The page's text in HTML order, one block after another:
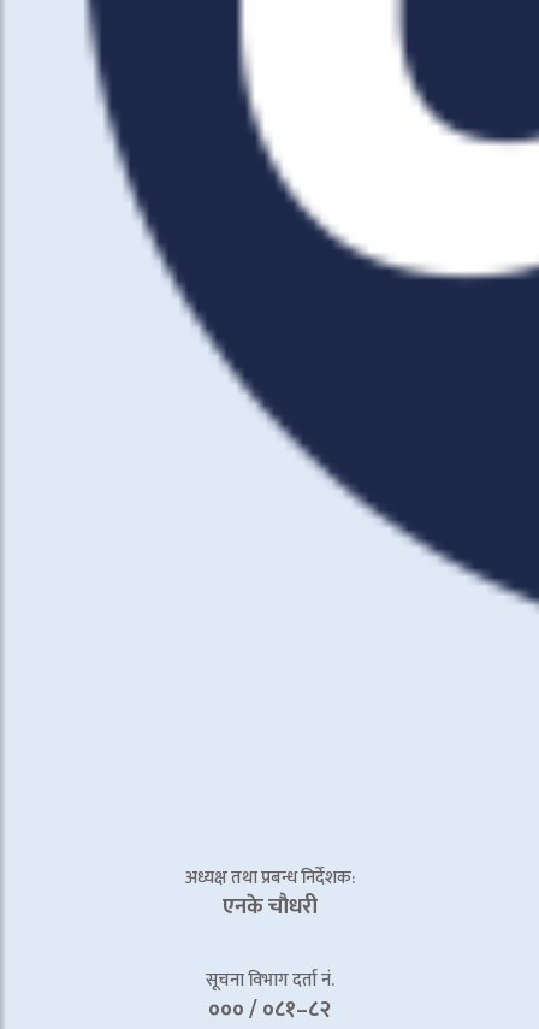
अध्यक्ष तथा प्रबन्ध निर्देशक:
एनके चाैधरी
सूचना विभाग दर्ता नं.
००० / ०८१–८२